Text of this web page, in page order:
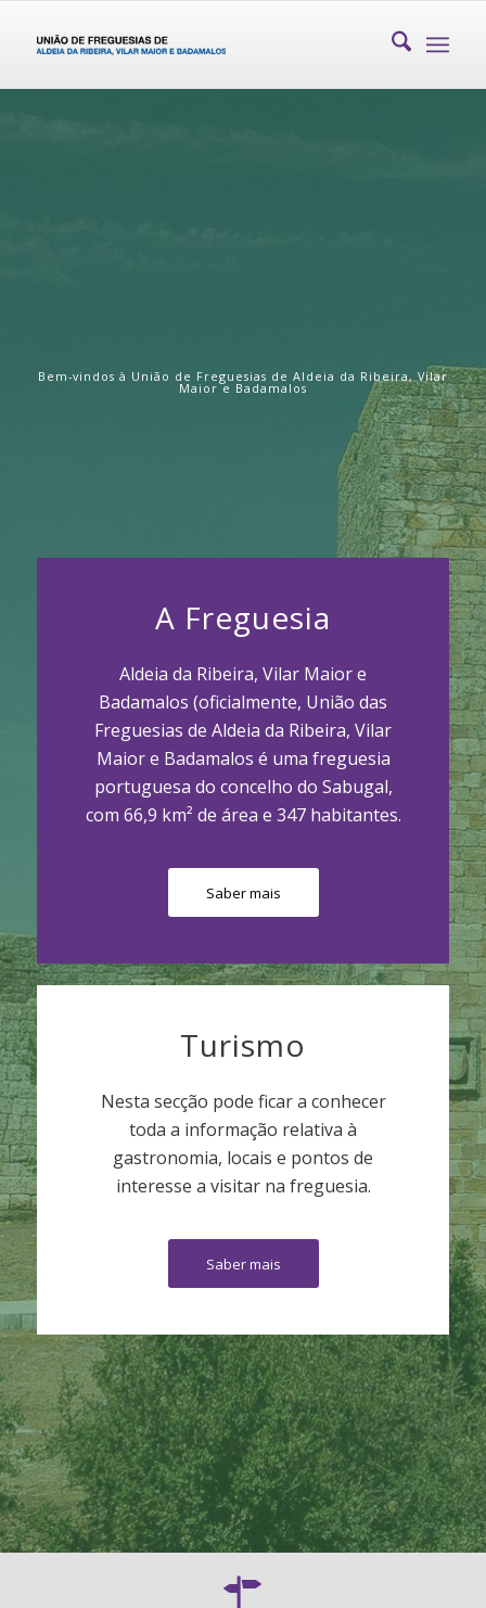
Bem-vindos à União de Freguesias de Aldeia da Ribeira, Vilar
Maior e Badamalos
A Freguesia
Aldeia da Ribeira, Vilar Maior e
Badamalos (oficialmente, União das
Freguesias de Aldeia da Ribeira, Vilar
Maior e Badamalos é uma freguesia
portuguesa do concelho do Sabugal,
com 66,9 km² de área e 347 habitantes.
Saber mais
Turismo
Nesta secção pode ficar a conhecer
toda a informação relativa à
gastronomia, locais e pontos de
interesse a visitar na freguesia.
Saber mais